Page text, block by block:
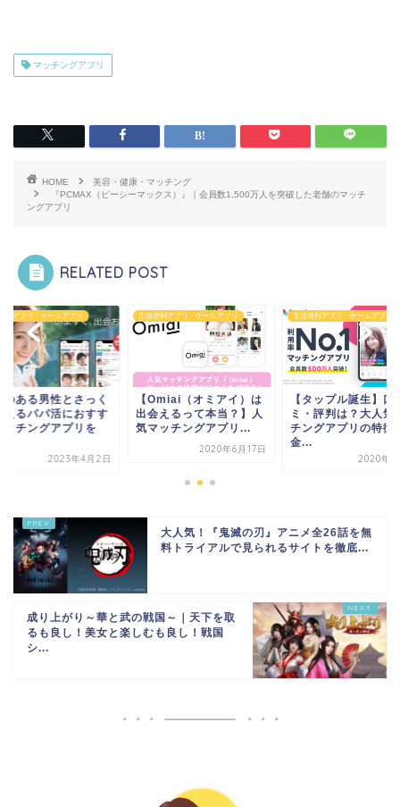
マッチングアプリ
HOME
美容・健康・マッチング
『PCMAX（ピーシーマックス）』｜会員数1,500万人を突破した老舗のマッチ
ングアプリ
RELATED POST
利アプリ・ゲームアプリ
のある男性とさっく
えるパパ活におすす
ッチングアプリを
2023年4月2日
生活便利アプリ・ゲームアプリ
【Omiai（オミアイ）は
出会えるって本当？】人
気マッチングアプリ...
2020年6月17日
生活便利アプリ・ゲームアプリ
【タップル誕生】口
ミ・評判は？大人気
チングアプリの特徴
金...
2020年7
大人気！『鬼滅の刃』アニメ全26話を無
料トライアルで見られるサイトを徹底...
成り上がり～華と武の戦国～｜天下を取
るも良し！美女と楽しむも良し！戦国
シ...